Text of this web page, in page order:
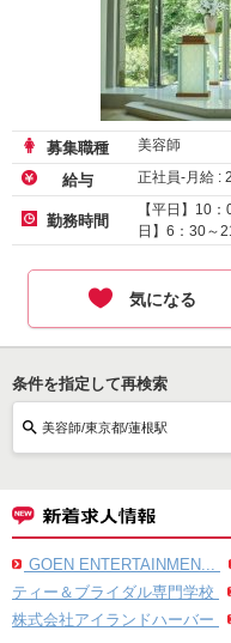
募集職種 美容師
給与 正社員-月給 :
勤務時間
【平日】10：
日】6：30～
気になる
条件を指定して再検索
美容師/東京都/蓮根駅
GOEN ENTERTAINMEN...
ティー＆ブライダル専門学校
株式会社アイランドハーバー